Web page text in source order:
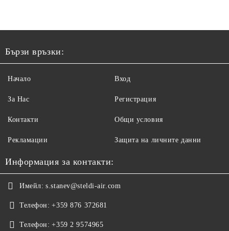
Бързи връзки:
Начало
За Нас
Контакти
Рекламации
Вход
Регистрация
Общи условия
Защита на личните данни
Информация за контакти:
Имейл: s.stanev@steldi-air.com
Телефон: +359 876 372681
Телефон: +359 2 9574965